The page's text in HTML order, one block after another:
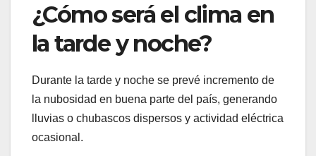
¿Cómo será el clima en
la tarde y noche?
Durante la tarde y noche se prevé incremento de
la nubosidad en buena parte del país, generando
lluvias o chubascos dispersos y actividad eléctrica
ocasional.